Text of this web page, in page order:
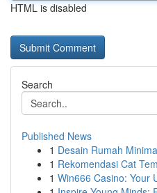
HTML is disabled
Search
Published News
1 Desain Rumah
1 Rekomendasi Cat
1 Win666 Casino: Your